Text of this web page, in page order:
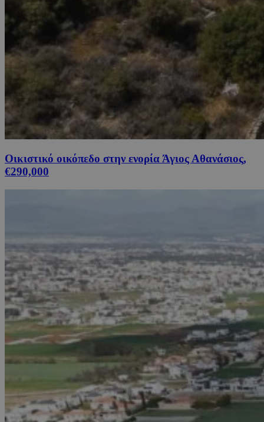
Οικιστικό οικόπεδο στην ενορία Άγιος Αθανάσιος,
€290,000